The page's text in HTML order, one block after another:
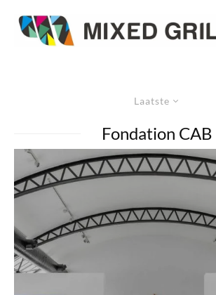
Laatste
Fondation CAB